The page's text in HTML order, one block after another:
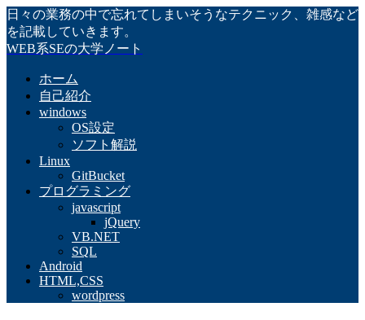
日々の業務の中で忘れてしまいそうなテクニック、雑感など
を記載していきます。
WEB系SEの大学ノート
ホーム
自己紹介
windows
OS設定
ソフト解説
Linux
GitBucket
プログラミング
javascript
jQuery
VB.NET
SQL
Android
HTML,CSS
wordpress